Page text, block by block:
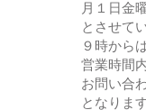
月１日金
とさせて
９時から
営業時間
お問い合
となりま